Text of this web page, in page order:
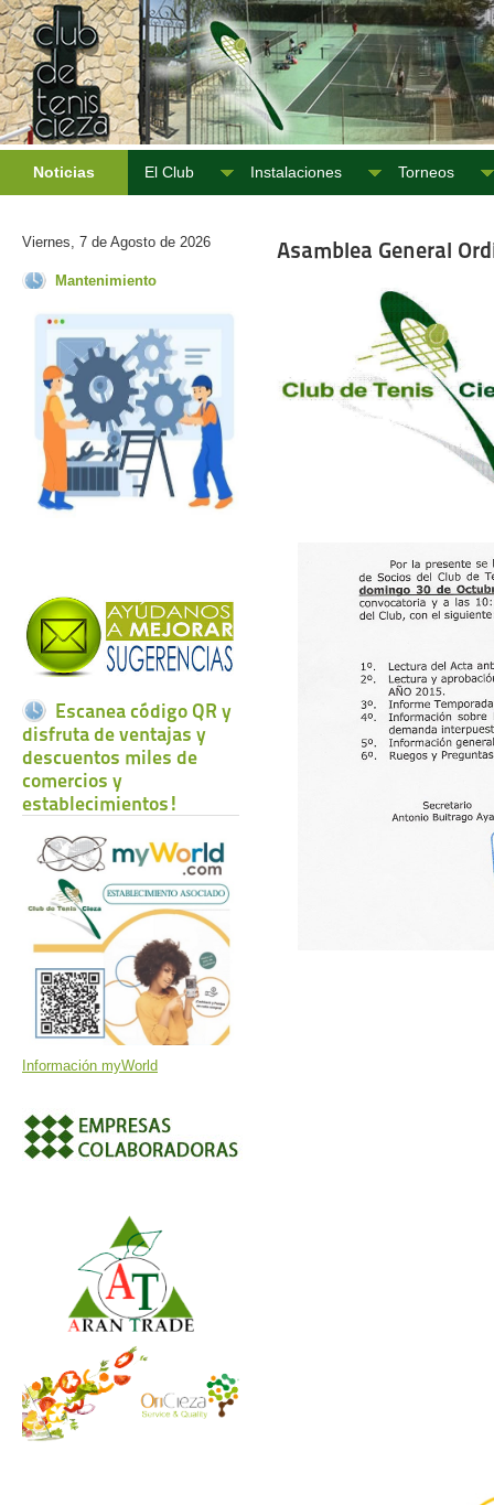
Noticias El Club Instalaciones Torneos
Viernes, 7 de Agosto de 2026
Mantenimiento
Escanea código QR y
disfruta de ventajas y
descuentos miles de
comercios y
establecimientos!
Información myWorld
Asamblea General